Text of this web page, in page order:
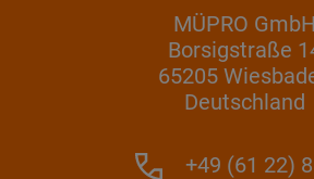
MÜPRO GmbH
Borsigstraße
65205
Deutschland
+49 (61 22)